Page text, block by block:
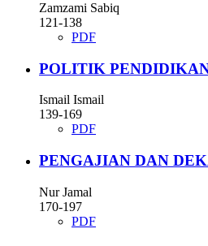
Zamzami Sabiq
121-138
PDF
POLITIK PENDIDIKAN
Ismail Ismail
139-169
PDF
PENGAJIAN DAN
Nur Jamal
170-197
PDF